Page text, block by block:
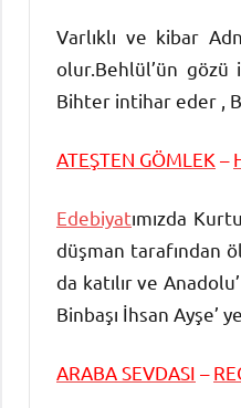
Varlıklı ve kibar
olur.Behlül’ün gözü
Bihter intihar eder ,
ATEŞTEN GÖMLEK –
Edebiyatımızda
düşman tarafından
da katılır ve
Binbaşı İhsan Ayşe’
ARABA SEVDASI –